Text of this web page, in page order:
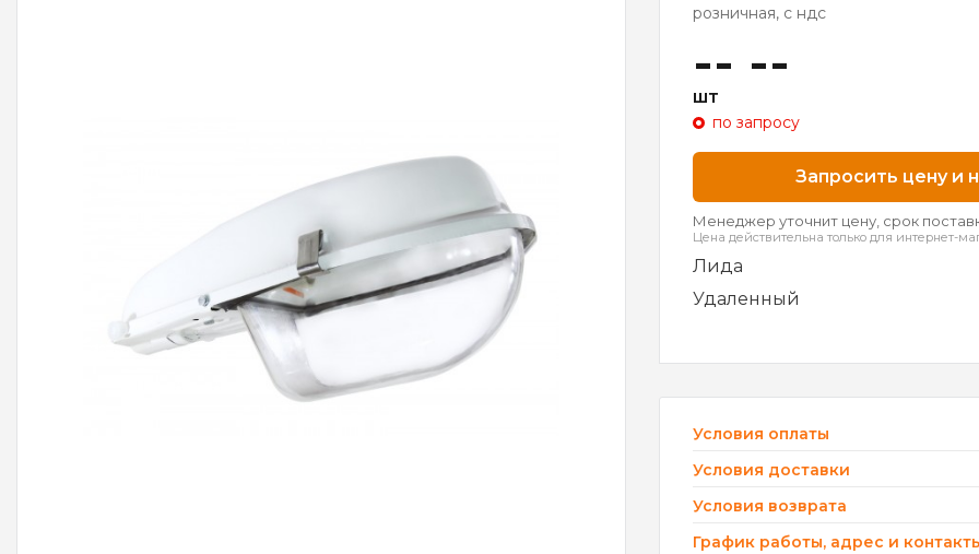
розничная, с ндс
-- --
шт
по запросу
Запросить цену и
Менеджер уточнит цену, срок
Цена действительна только для интернет-
Лида
Удаленный
Условия оплаты
Условия доставки
Условия возврата
График работы, адрес и